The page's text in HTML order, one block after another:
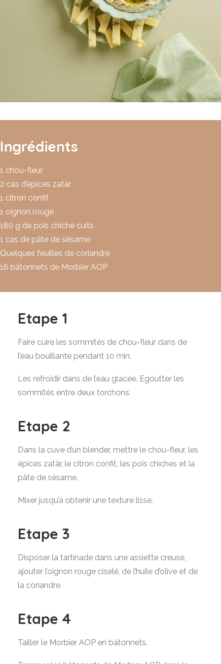
Ingrédients
1 chou-fleur
2 cas d’épices zatär
1 citron confit
1 oignon rouge
180 g de pois chiche cuits
1 cas de pâte de sésame
Quelques feuilles de coriandre
16 bâtonnets de Morbier AOP
Etape 1
Faire cuire les sommités de chou-fleur dans de
l’eau bouillante pendant 10 min.
Les refroidir dans de l’eau glacée. Egoutter les
sommités entre deux torchons.
Etape 2
Dans la cuve d’un blender, mettre le chou-fleur, les
épices zatär, le citron confit, les pois chiches et la
pâte de sésame.
Mixer jusqu’à obtenir une texture lisse.
Etape 3
Disposer la tartinade dans une assiette creuse,
ajouter l’oignon rouge ciselé, de l’huile d’olive et de
la coriandre.
Etape 4
Tailler le Morbier AOP en bâtonnets.